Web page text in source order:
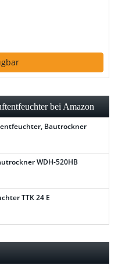
bei Amazon
Bautrockner
WDH-520HB
TTK 24 E